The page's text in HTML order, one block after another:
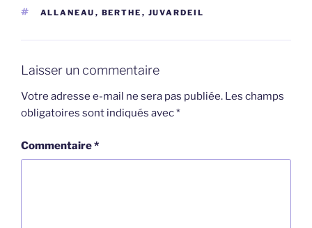
ÉTIQUETTES
ALLANEAU , BERTHE , JUVARDEIL
Laisser un commentaire
Votre adresse e-mail ne sera pas publiée. Les champs
obligatoires sont indiqués avec*
Commentaire*